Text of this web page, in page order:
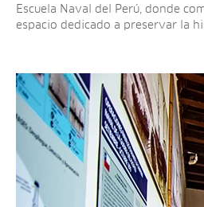
Escuela Naval del Perú, donde
espacio dedicado a preservar la